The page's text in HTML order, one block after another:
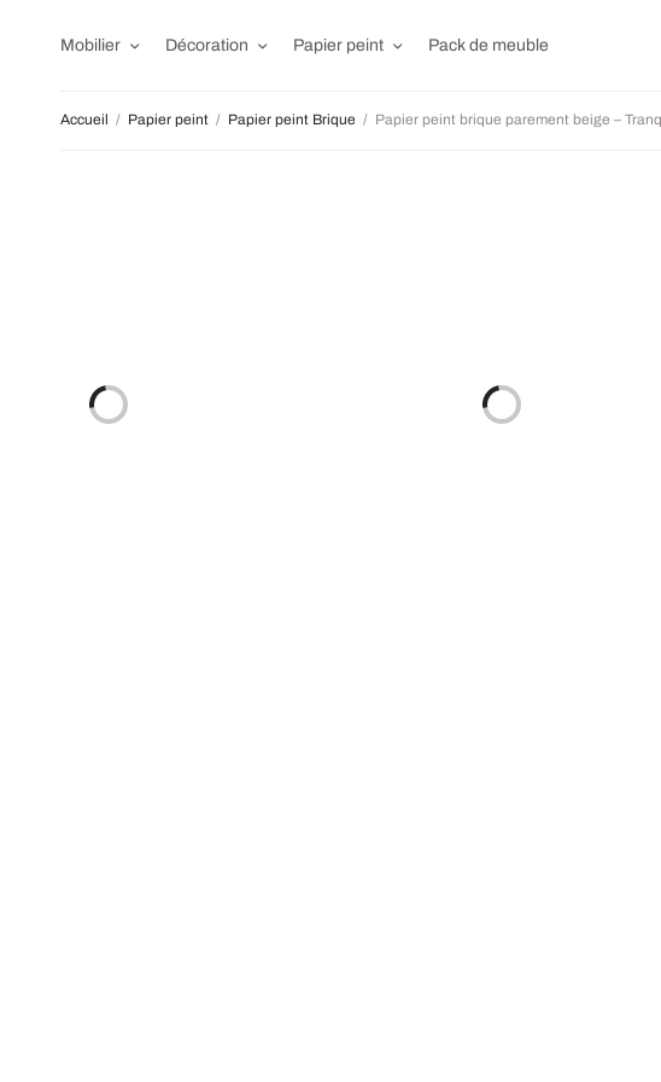
Mobilier Décoration Papier peint Pack de meuble
Accueil / Papier peint / Papier peint Brique / Papier peint brique parement beige –